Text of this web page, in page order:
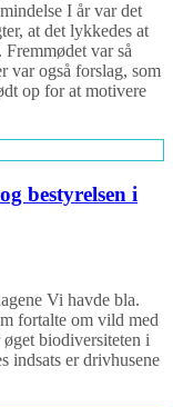
I år var det
at det lykkedes at
var så
var også forslag, som
op for at motivere
bestyrelsen i
Vi havde bla.
fortalte om vild med
biodiversiteten i
indsats er drivhusene